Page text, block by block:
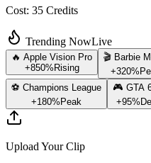
Cost: 35 Credits
Trending NowLive
🔥 Apple Vision Pro
+850% Rising
🎬 Barbie
+320%
⚽ Champions League
+180% Peak
🎮 GTA
+95%
Upload Your Clip